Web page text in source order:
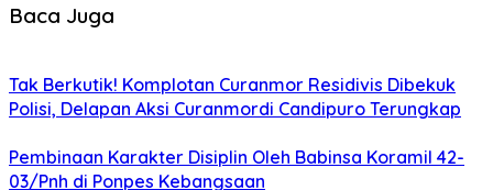
Baca Juga
Tak Berkutik! Komplotan Curanmor Residivis Dibekuk
Polisi, Delapan Aksi Curanmordi Candipuro Terungkap
Pembinaan Karakter Disiplin Oleh Babinsa Koramil 42-
03/Pnh di Ponpes Kebangsaan